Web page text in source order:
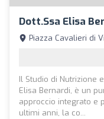
Dott.ssa Elisa
Piazza Cavalieri di
Il Studio di Nutrizione
Elisa Bernardi, è un
approccio integrato e
ultimi anni, la co...